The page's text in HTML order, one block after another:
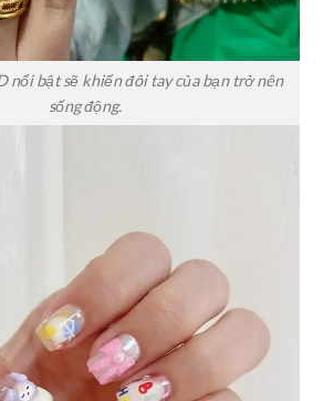
nổi bật sẽ khiến đôi tay của bạn trở nên
sống động.